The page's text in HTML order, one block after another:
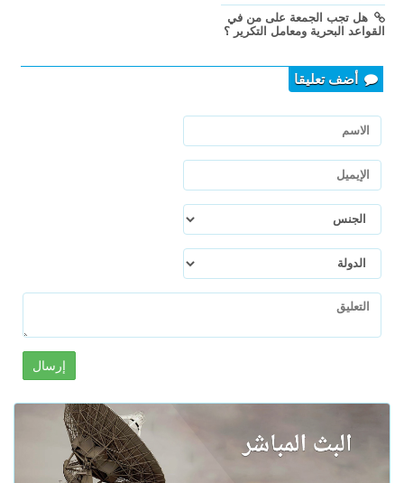
هل تجب الجمعة على من في
القواعد البحرية ومعامل التكرير ؟
أضف تعليقا
إرسال